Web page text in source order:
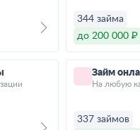
344 займа
до 200 000 ₽
Займ
На любую
337 займов